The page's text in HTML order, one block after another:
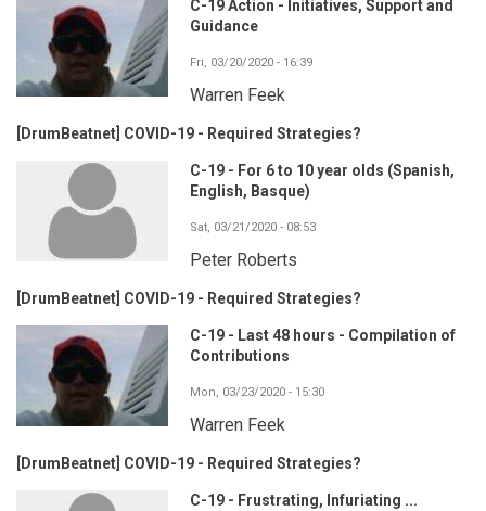
C-19 Action - Initiatives, Support and
Guidance
Fri, 03/20/2020 - 16:39
Warren Feek
[DrumBeatnet] COVID-19 - Required Strategies?
C-19 - For 6 to 10 year olds (Spanish,
English, Basque)
Sat, 03/21/2020 - 08:53
Peter Roberts
[DrumBeatnet] COVID-19 - Required Strategies?
C-19 - Last 48 hours - Compilation of
Contributions
Mon, 03/23/2020 - 15:30
Warren Feek
[DrumBeatnet] COVID-19 - Required Strategies?
C-19 - Frustrating, Infuriating ...